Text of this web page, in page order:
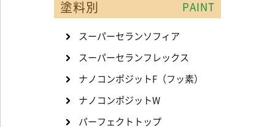
塗料別 PAINT
スーパーセランソフィア
スーパーセランフレックス
ナノコンポジットF（フッ素）
ナノコンポジットW
パーフェクトトップ